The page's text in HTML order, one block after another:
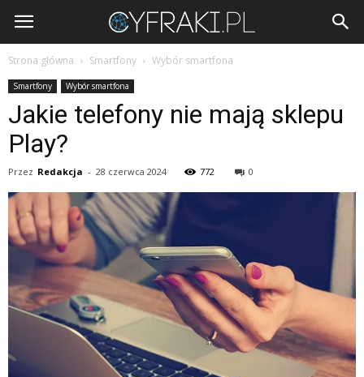
Cyfraki.pl
Strona główna Smartfony Wybór smartfona
Smartfony Wybór smartfona
Jakie telefony nie mają sklepu
Play?
Przez Redakcja - 28 czerwca 2024 772 0